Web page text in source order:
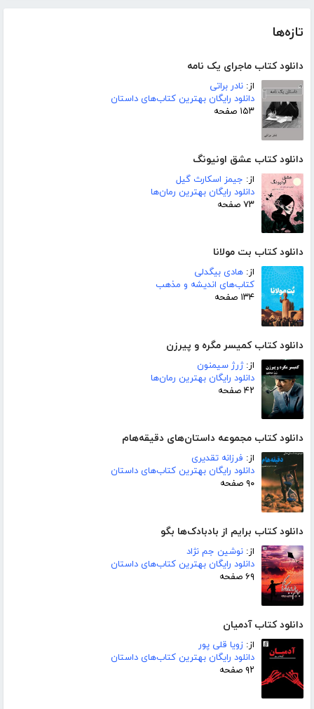
تازه‌ها
دانلود کتاب ماجرای یک نامه
از: نادر براتی
دانلود رایگان بهترین کتاب‌های داستان
۱۵۳ صفحه
دانلود کتاب عشق اونیونگ
از: جیمز اسکارث گیل
دانلود رایگان بهترین رمان‌ها
۷۳ صفحه
دانلود کتاب بت مولانا
از: هادی بیگدلی
کتاب‌های اندیشه و مذهب
۱۳۴ صفحه
دانلود کتاب کمیسر مگره و پیرزن
از:ژرژ سیمنون
دانلود رایگان بهترین رمان‌ها
۴۲ صفحه
دانلود کتاب مجموعه داستان‌های دقیقه‌هام
از: فرزانه تقدیری
دانلود رایگان بهترین کتاب‌های داستان
۹۰ صفحه
دانلود کتاب برایم از بادبادک‌ها بگو
از: نوشین جم نژاد
دانلود رایگان بهترین کتاب‌های داستان
۶۹ صفحه
دانلود کتاب آدمیان
از: زویا قلی پور
دانلود رایگان بهترین کتاب‌های داستان
۹۲ صفحه